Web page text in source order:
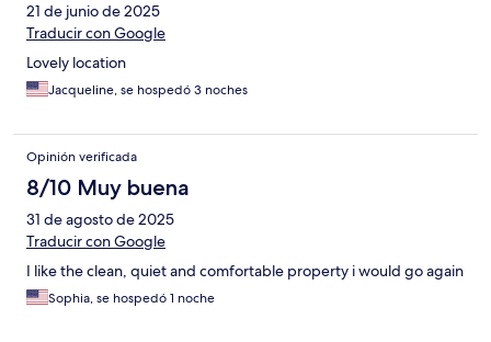
21 de junio de 2025
Traducir con Google
Lovely location
Jacqueline, se hospedó 3 noches
Opinión verificada
8/10 Muy buena
31 de agosto de 2025
Traducir con Google
I like the clean, quiet and comfortable property i would go again
Sophia, se hospedó 1 noche